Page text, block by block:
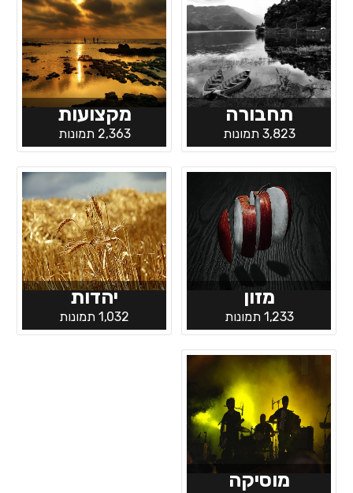
תחבורה
3,823 תמונות
מקצועות
2,363 תמונות
מזון
1,233 תמונות
יהדות
1,032 תמונות
מוסיקה